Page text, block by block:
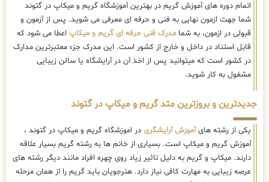
اتمام دوره های آموزش گریم در بهترین آموزشگاه گریم و میکاپ در گتوند
شما جهت ازمون نهایی به فنی و حرفه ای معرفی می شوید. پس از آزمون و
قبولی در ازمون، به شما مدرک فنی حرفه ای گریم و میکاپ اعطا می شود که
قابل استناد در داخل و خارج از کشور است. این مدرک جزء معتبرترین مدارک
در کشور است که میتوانید پس از اخذ آن در آرایشگاه یا سالن زیبایی
مشغول به کار شوید.
جدیدترین و بروزترین متد گریم و میکاپ در گتوند
یکی از رشته هایآموزش آرایشگری در اموزشگاه گریم و میکاپ در گتوند ،
آموزش گریم و میکاپ است. بسیاری از خانم ها به رشته گریم بسیار علاقه
دارند. میکاپ و گریم به دلیل تاثیر زیاد روی چهره افراد مانند دیگر رشته های
عرصه زیبایی به مهارت کافی نیاز دارد. هنرجویان باید گریم را از همان مرحله